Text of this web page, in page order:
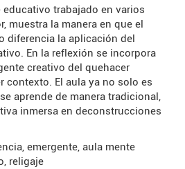
trabajado en varios
muestra la manera en que el
diferencia la aplicación del
En la reflexión se incorpora
creativo del quehacer
contexto. El aula ya no solo es
aprende de manera tradicional,
inmersa en deconstrucciones
emergente, aula mente
religaje